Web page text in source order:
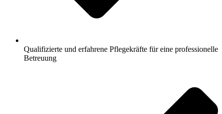
Qualifizierte und erfahrene Pflegekräfte für eine professionelle
Betreuung